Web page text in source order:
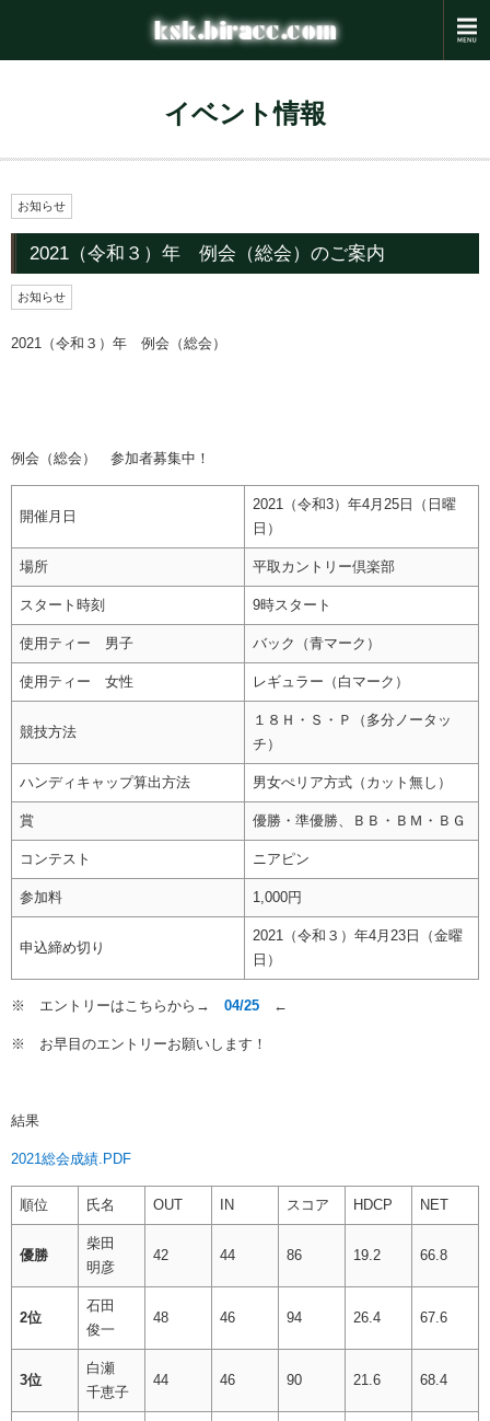
イベント情報
お知らせ
2021（令和３）年 例会（総会）のご案内
お知らせ
2021（令和３）年 例会（総会）
例会（総会） 参加者募集中！
開催月日
2021（令和3）年4月25日（日曜
日）
場所 平取カントリー倶楽部
スタート時刻 9時スタート
使用ティー 男子 バック（青マーク）
使用ティー 女性 レギュラー（白マーク）
競技方法
１８Ｈ・Ｓ・Ｐ（多分ノータッ
チ）
ハンディキャップ算出方法 男女ぺリア方式（カット無し）
賞 優勝・準優勝、ＢＢ・ＢＭ・ＢＧ
コンテスト ニアピン
参加料 1,000円
申込締め切り
2021（令和３）年4月23日（金曜
日）
※ エントリーはこちらから→ 04/25 ←
※ お早目のエントリーお願いします！
結果
2021総会成績.PDF
順位 氏名 OUT IN スコア HDCP NET
優勝
柴田
明彦
42 44 86 19.2 66.8
2位
石田
俊一
48 46 94 26.4 67.6
3位
白瀬
千恵子
44 46 90 21.6 68.4